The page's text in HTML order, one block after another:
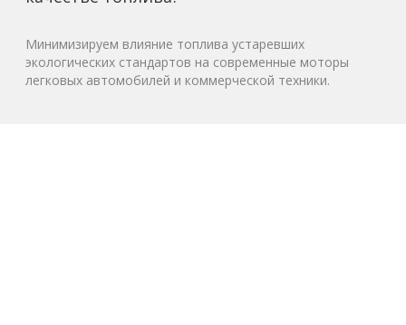
Минимизируем влияние топлива устаревших
экологических стандартов на современные моторы
легковых автомобилей и коммерческой техники.